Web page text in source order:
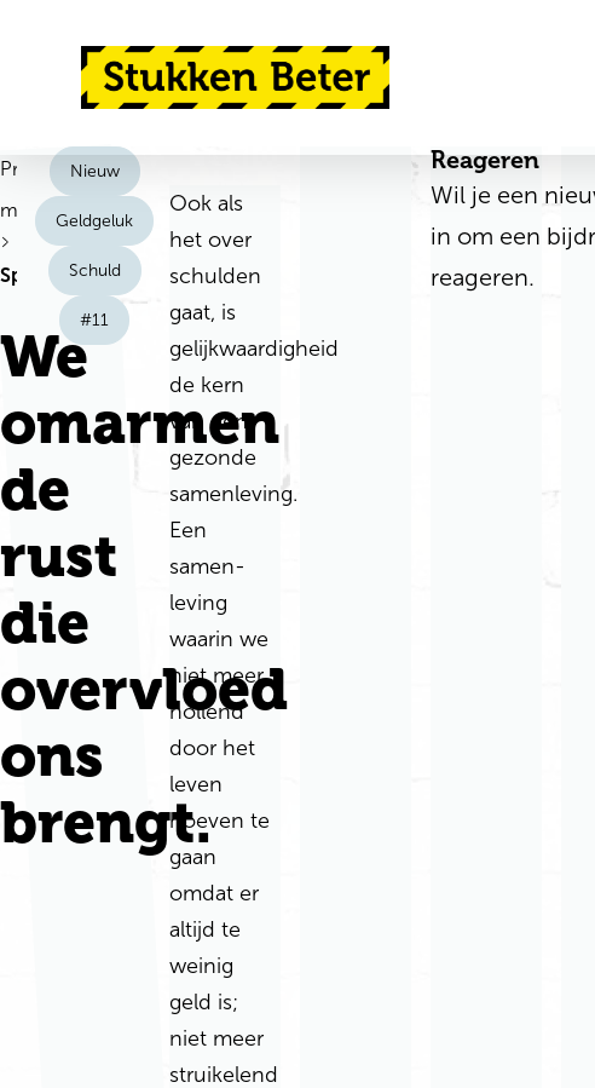
Terug naar de startpagina
We
omarmen
de
rust
die
overvloed
ons
brengt.
Praat
mee
Spelregel
Nieuw
Geldgeluk
Schuld
#11
Ook als
het over
schulden
gaat, is
gelijkwaardigheid
de kern
van een
gezonde
samenleving.
Een
samen­
leving
waarin we
niet meer
hollend
door het
leven
hoeven te
gaan
omdat er
altijd te
weinig
geld is;
niet meer
struikelend
Reageren
Wil je een
in om een
reageren.